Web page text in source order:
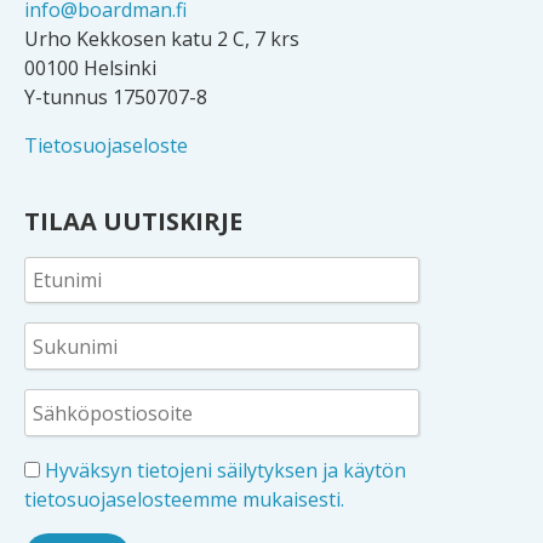
info@boardman.fi
Urho Kekkosen katu 2 C, 7 krs
00100 Helsinki
Y-tunnus 1750707-8
Tietosuojaseloste
TILAA UUTISKIRJE
Hyväksyn tietojeni säilytyksen ja käytön
tietosuojaselosteemme mukaisesti.